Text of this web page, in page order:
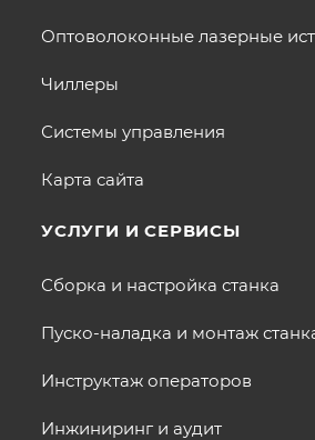
Оптоволоконные лазерные
Чиллеры
Системы управления
Карта сайта
УСЛУГИ И СЕРВИСЫ
Сборка и настройка станка
Пуско-наладка и монтаж
Инструктаж операторов
Инжиниринг и аудит